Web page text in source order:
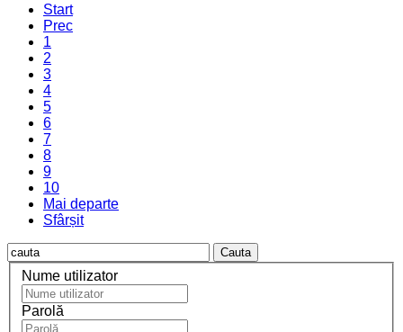
Start
Prec
1
2
3
4
5
6
7
8
9
10
Mai departe
Sfârșit
Cauta
Nume utilizator
Parolă